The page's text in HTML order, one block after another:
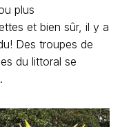
plus
et bien sûr, il y a
Des troupes de
du littoral se